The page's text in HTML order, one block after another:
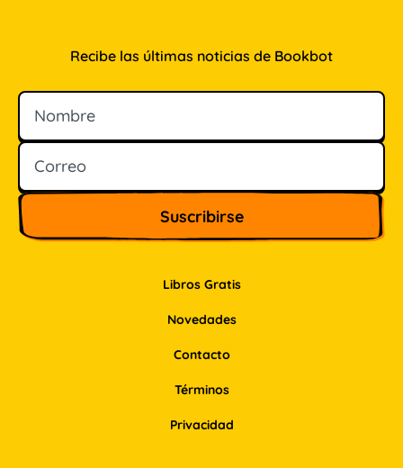
Libros Gratis
Novedades
Contacto
Recibe las últimas noticias de Bookbot
Nombre
Correo
Términos
Privacidad